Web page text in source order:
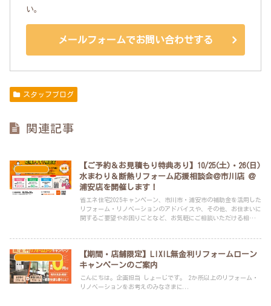
い。
メールフォームでお問い合わせする
スタッフブログ
関連記事
【ご予約＆お見積もり特典あり】10/25(土)・26(日)
水まわり＆断熱リフォーム応援相談会＠市川店 ＠
浦安店を開催します！
省エネ住宅2025キャンペーン、市川市・浦安市の補助金を活用した
リフォーム・リノベーションのアドバイスや、その他、お住まいに
関するご要望やお困りごとなど、お気軽にご相談いただける相談会
【期間・店舗限定】LIXIL無金利リフォームローン
キャンペーンのご案内
こんにちは。企画担当 しょーじです。 2か所以上のリフォーム・
リノベーションをお考えのみなさまに...